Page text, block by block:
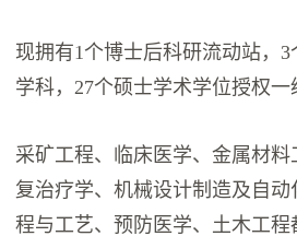
现拥有1个博士后科研流动站，
学科，27个硕士学术学位授权一
采矿工程、临床医学、金属材
复治疗学、机械设计制造及自
程与工艺、预防医学、土木工